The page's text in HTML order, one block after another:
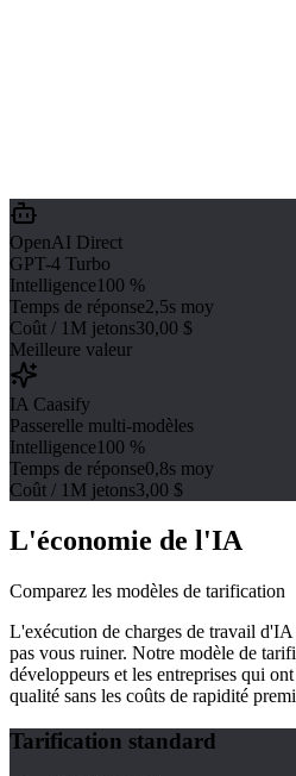
OpenAI Direct
GPT-4 Turbo
Intelligence100 %
Temps de réponse2,5s moy
Coût / 1M jetons30,00 $
Meilleure valeur
IA Caasify
Passerelle multi-modèles
Intelligence100 %
Temps de réponse0,8s moy
Coût / 1M jetons3,00 $
L'économie de l'IA
Comparez les modèles de tarification
L'exécution de charges de travail
pas vous ruiner. Notre modèle de
développeurs et les entreprises qui
qualité sans les coûts de rapidité
Tarification standard